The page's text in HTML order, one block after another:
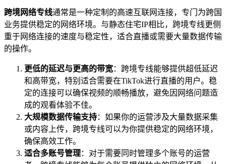
跨境网络专线通常是一种定制的高速互联网连接，专门为跨国
业务提供稳定的网络环境。与静态住宅IP相比，跨境专线更侧
重于网络连接的速度与稳定性，适合直播或需要大量数据传输
的操作。
更低的延迟与更高的带宽：跨境专线能够提供超低延迟
和高带宽，特别适合需要在TikTok进行直播的用户。稳
定的连接可以确保视频的顺畅播放，避免因网络问题造
成的观看体验不佳。
大规模数据传输支持：如果你的运营涉及大量数据采集
或内容上传，跨境专线可以为你提供稳定的网络环境，
确保高效工作。
适合多账号管理：对于需要同时管理多个账号的运营